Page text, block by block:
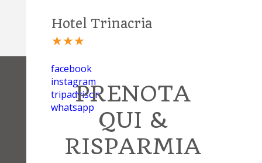
Hotel Trinacria
★★★
facebook
instagram
tripadvisor
whatsapp
PRENOTA
QUI &
RISPARMIA